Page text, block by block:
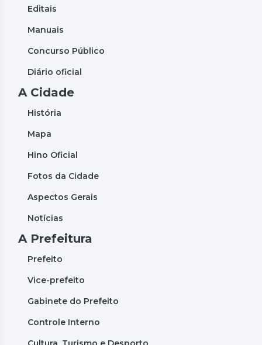
Editais
Manuais
Concurso Público
Diário oficial
A Cidade
História
Mapa
Hino Oficial
Fotos da Cidade
Aspectos Gerais
Notícias
A Prefeitura
Prefeito
Vice-prefeito
Gabinete do Prefeito
Controle Interno